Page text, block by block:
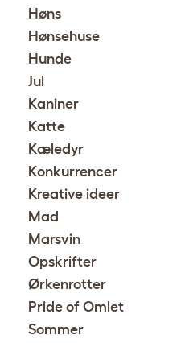
Høns
Hønsehuse
Hunde
Jul
Kaniner
Katte
Kæledyr
Konkurrencer
Kreative ideer
Mad
Marsvin
Opskrifter
Ørkenrotter
Pride of Omlet
Sommer